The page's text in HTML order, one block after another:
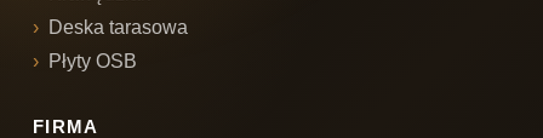
Deska tarasowa
Płyty OSB
FIRMA